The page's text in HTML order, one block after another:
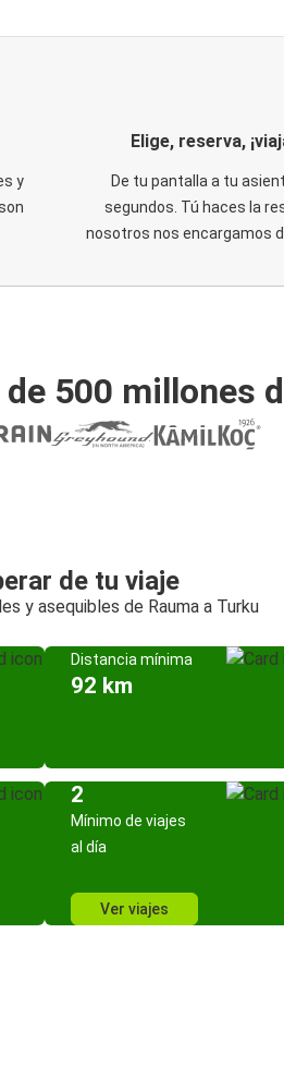
y
Elige, reserva,
De tu pantalla a tu
segundos. Tú haces la
nosotros nos encargamos
500 millones
de tu viaje
y asequibles de Rauma a Turku
Distancia mínima
92 km
2
Mínimo de viajes
al día
Ver viajes